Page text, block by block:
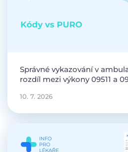
Správné vykazování v
rozdíl mezi výkony 09511 a
10. 7. 2026